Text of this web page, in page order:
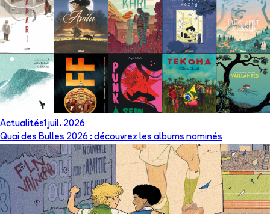
Actualités1 juil. 2026
Quai des Bulles 2026 : découvrez les albums nominés